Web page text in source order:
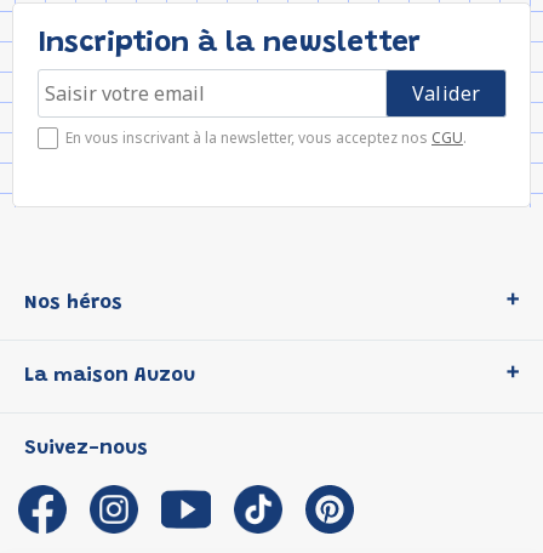
Inscription à la newsletter
En vous inscrivant à la newsletter, vous acceptez nos CGU.
Nos héros
P'tit Loup
Les Influenceuses
Migali
Petite Taupe
La maison Auzou
Notre histoire
Auzou s'engage
Auteurs et illustrateurs Auzou
Suivez-nous